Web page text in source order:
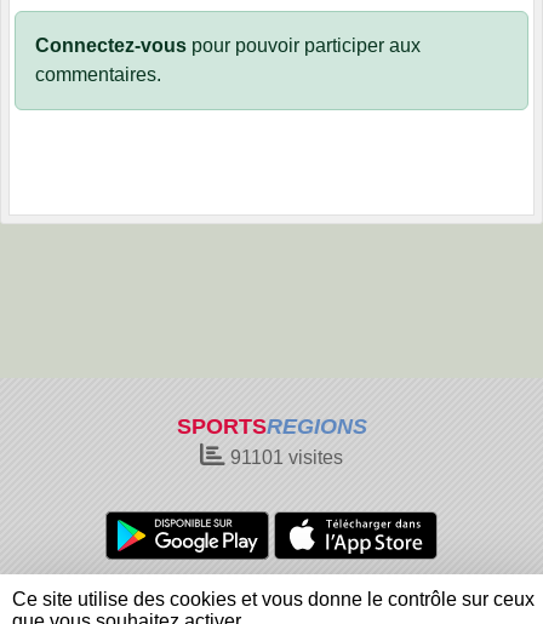
Connectez-vous pour pouvoir participer aux
commentaires.
SPORTSREGIONS
91101 visites
Charte cookies
Gestion des cookies
Informations légales
Signaler un contenu inapproprié
Ce site utilise des cookies et vous donne le contrôle sur ceux